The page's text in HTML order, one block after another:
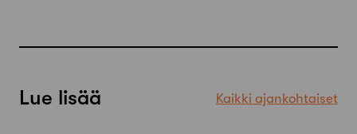
Lue lisää Kaikki ajankohtaiset